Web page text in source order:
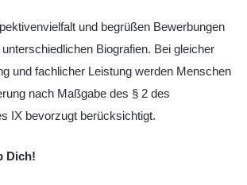
und begrüßen Bewerbungen
Biografien. Bei gleicher
und fachlicher Leistung werden Menschen
nach Maßgabe des § 2 des
IX bevorzugt berücksichtigt.
Dich!